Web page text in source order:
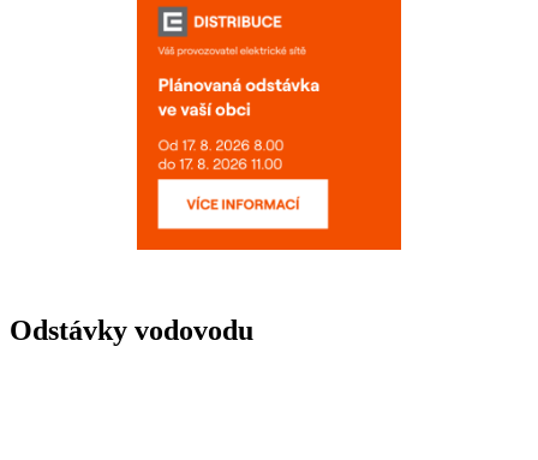
Odstávky vodovodu